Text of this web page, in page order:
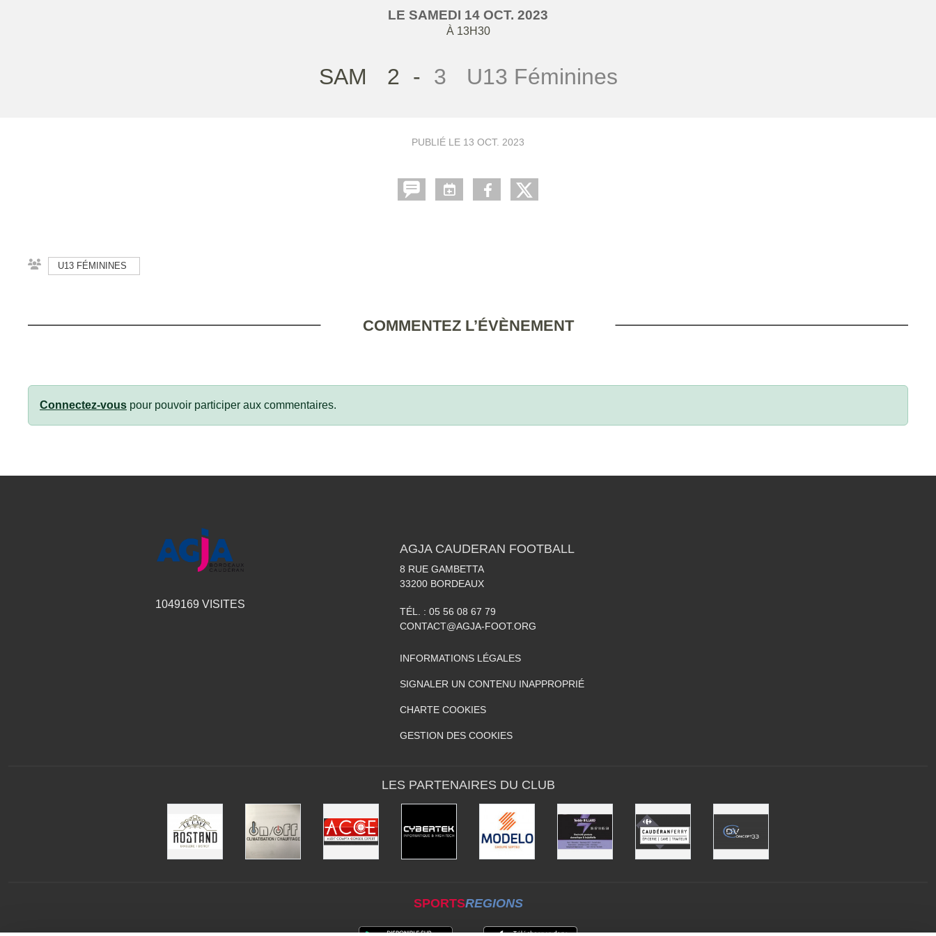
LE SAMEDI 14 OCT. 2023
À 13H30
SAM 2 - 3 U13 Féminines
PUBLIÉ LE 13 OCT. 2023
U13 FÉMININES
COMMENTEZ L’ÉVÈNEMENT
Connectez-vous pour pouvoir participer aux commentaires.
1049169 VISITES
AGJA CAUDERAN FOOTBALL
8 RUE GAMBETTA
33200 BORDEAUX
TÉL. : 05 56 08 67 79
CONTACT@AGJA-FOOT.ORG
INFORMATIONS LÉGALES
SIGNALER UN CONTENU INAPPROPRIÉ
CHARTE COOKIES
GESTION DES COOKIES
LES PARTENAIRES DU CLUB
SPORTSREGIONS